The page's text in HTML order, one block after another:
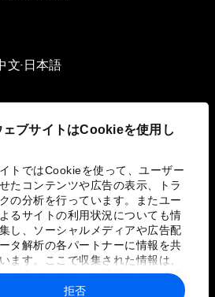
ェブサイトはCookieを使用し
トではCookieを使って、ユーザー
たコンテンツや広告の表示、トラ
の分析を行っています。またユー
るサイトの利用状況についても情
し、ソーシャルメディアや広告配
タ解析の各パートナーに情報を共
ます。ここで収集された情報は、
ーが各パートナーに提供した他の情
ートナーのサービスを使用した際
拒否
文▪ 日本語